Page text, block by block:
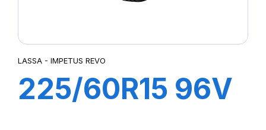
LASSA - IMPETUS REVO
225/60R15 96V